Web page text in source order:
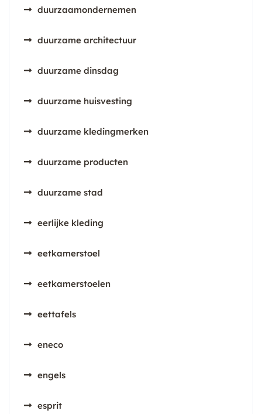
duurzaamondernemen
duurzame architectuur
duurzame dinsdag
duurzame huisvesting
duurzame kledingmerken
duurzame producten
duurzame stad
eerlijke kleding
eetkamerstoel
eetkamerstoelen
eettafels
eneco
engels
esprit